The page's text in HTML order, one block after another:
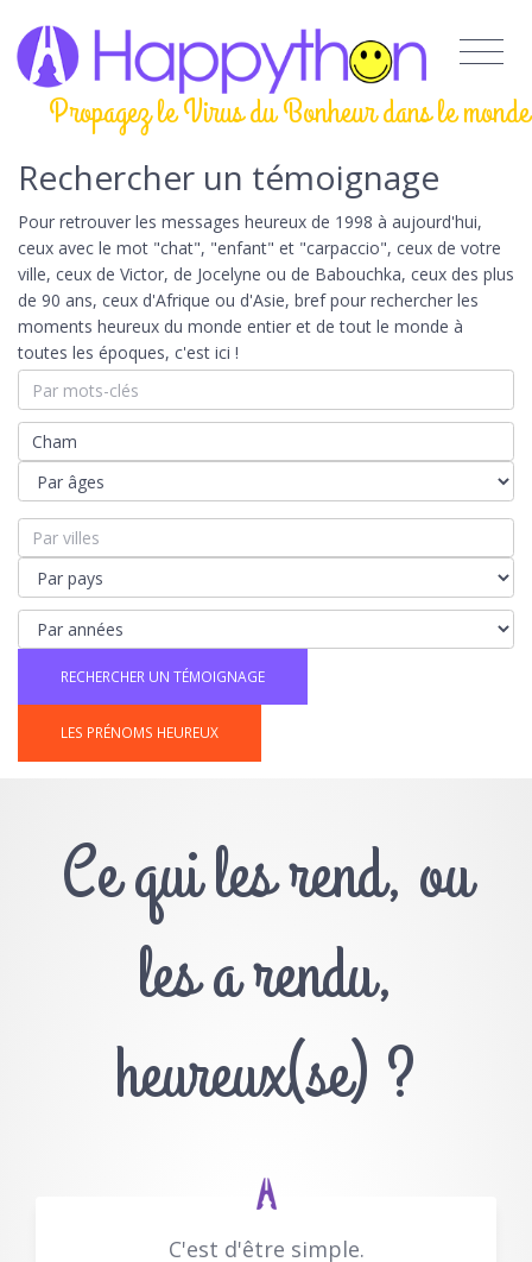
Propagez le Virus du Bonheur dans le monde
Rechercher un témoignage
Pour retrouver les messages heureux de 1998 à aujourd'hui,
ceux avec le mot "chat", "enfant" et "carpaccio", ceux de votre
ville, ceux de Victor, de Jocelyne ou de Babouchka, ceux des plus
de 90 ans, ceux d'Afrique ou d'Asie, bref pour rechercher les
moments heureux du monde entier et de tout le monde à
toutes les époques, c'est ici !
LES PRÉNOMS HEUREUX
Ce qui les rend, ou
les a rendu,
heureux(se) ?
C'est d'être simple.